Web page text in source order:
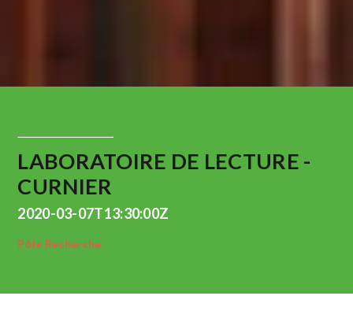
LABORATOIRE DE LECTURE -
CURNIER
2020-03-07T13:30:00Z
Pôle Recherche